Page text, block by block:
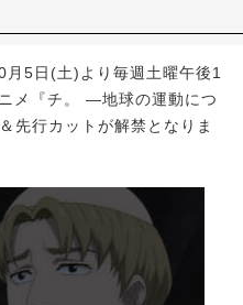
5日(土)より毎週土曜午後1
メ『チ。 ―地球の運動につ
先行カットが解禁となりま